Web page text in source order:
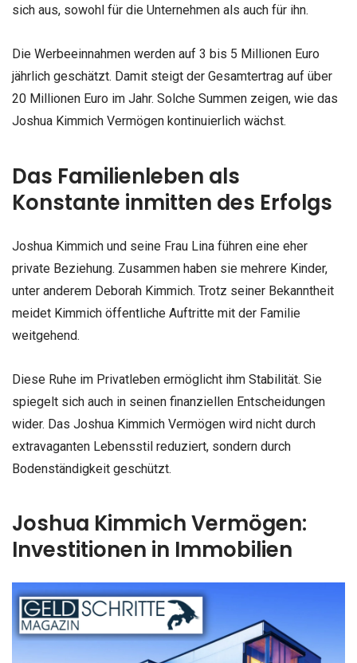
sich aus, sowohl für die Unternehmen als auch für ihn.
Die Werbeeinnahmen werden auf 3 bis 5 Millionen Euro
jährlich geschätzt. Damit steigt der Gesamtertrag auf über
20 Millionen Euro im Jahr. Solche Summen zeigen, wie das
Joshua Kimmich Vermögen kontinuierlich wächst.
Das Familienleben als
Konstante inmitten des Erfolgs
Joshua Kimmich und seine Frau Lina führen eine eher
private Beziehung. Zusammen haben sie mehrere Kinder,
unter anderem Deborah Kimmich. Trotz seiner Bekanntheit
meidet Kimmich öffentliche Auftritte mit der Familie
weitgehend.
Diese Ruhe im Privatleben ermöglicht ihm Stabilität. Sie
spiegelt sich auch in seinen finanziellen Entscheidungen
wider. Das Joshua Kimmich Vermögen wird nicht durch
extravaganten Lebensstil reduziert, sondern durch
Bodenständigkeit geschützt.
Joshua Kimmich Vermögen:
Investitionen in Immobilien